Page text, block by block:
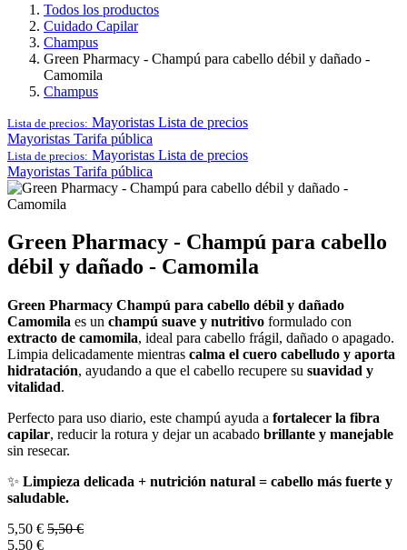
Todos los productos
Cuidado Capilar
Champus
Green Pharmacy - Champú para cabello débil y dañado -
Camomila
Champus
Lista de precios: Mayoristas Lista de precios
Mayoristas Tarifa pública
Lista de precios: Mayoristas Lista de precios
Mayoristas Tarifa pública
Green Pharmacy - Champú para cabello
débil y dañado - Camomila
Green Pharmacy Champú para cabello débil y dañado
Camomila es un champú suave y nutritivo formulado con
extracto de camomila, ideal para cabello frágil, dañado o apagado.
Limpia delicadamente mientras calma el cuero cabelludo y aporta
hidratación, ayudando a que el cabello recupere su suavidad y
vitalidad.
Perfecto para uso diario, este champú ayuda a fortalecer la fibra
capilar, reducir la rotura y dejar un acabado brillante y manejable
sin resecar.
✨ Limpieza delicada + nutrición natural = cabello más fuerte y
saludable.
5,50 € 5,50€
5,50 €